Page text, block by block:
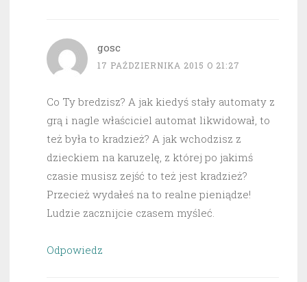
gosc
17 PAŹDZIERNIKA 2015 O 21:27
Co Ty bredzisz? A jak kiedyś stały automaty z
grą i nagle właściciel automat likwidował, to
też była to kradzież? A jak wchodzisz z
dzieckiem na karuzelę, z której po jakimś
czasie musisz zejść to też jest kradzież?
Przecież wydałeś na to realne pieniądze!
Ludzie zacznijcie czasem myśleć.
Odpowiedz